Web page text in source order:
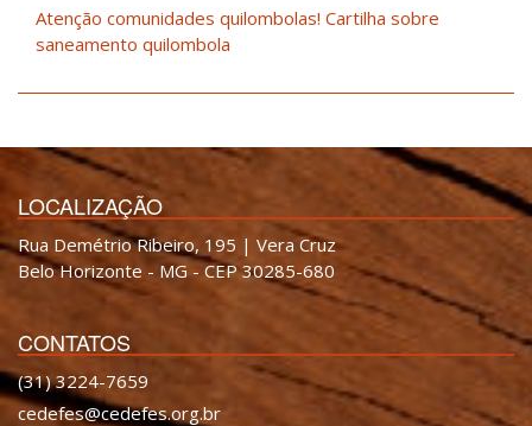
Atenção comunidades quilombolas! Cartilha sobre
saneamento quilombola
LOCALIZAÇÃO
Rua Demétrio Ribeiro, 195 | Vera Cruz
Belo Horizonte - MG - CEP 30285-680
CONTATOS
(31) 3224-7659
cedefes@cedefes.org.br